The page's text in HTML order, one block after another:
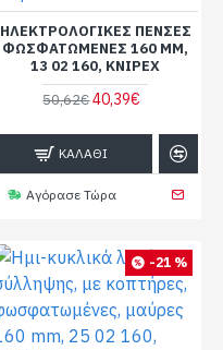
ΗΛΕΚΤΡΟΛΟΓΙΚΈΣ ΠΈΝΣΕΣ
ΦΩΣΦΑΤΩΜΈΝΕΣ 160 MM,
13 02 160, KNIPEX
50,62€40,39€
ΚΑΛΆΘΙ
Αγόρασε Τώρα
-21 %